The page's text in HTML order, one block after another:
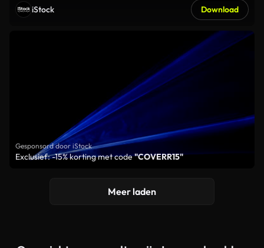
iStock Download
Gesponsord door iStock
Exclusief: -15% korting met code"COVERR15"
Meer laden